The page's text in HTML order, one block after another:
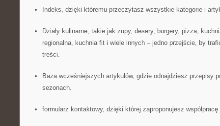
Indeks, dzięki któremu przeczytasz wszystkie kategorie i
Działy kulinarne, takie jak zupy, desery, burgery, pizza,
regionalna, kuchnia fit i wiele innych – jedno przejście, by
treści.
Baza wcześniejszych artykułów, gdzie odnajdziesz przepisy
sezonach.
formularz kontaktowy, dzięki której zaproponujesz